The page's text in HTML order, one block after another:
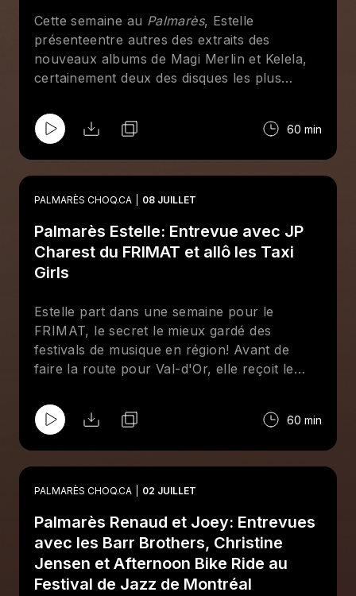
Cette semaine au Palmarès, Estelle
présenteentre autres des extraits des
nouveaux albums de Magi Merlin et Kelela,
certainement deux des disques les plus
60 min
PALMARÈS CHOQ.CA 08 JUILLET
Palmarès Estelle: Entrevue avec JP
Charest du FRIMAT et allô les Taxi
Girls
Estelle part dans une semaine pour le
FRIMAT, le secret le mieux gardé des
festivals de musique en région! Avant de
faire la route pour Val-d'Or, elle reçoit le
Charest pour parler des défis de bien choisir
ses artistes pour un festival en région si
des années passées et pour mettre la table
sur cette 21e édition. Ensemble, iels parlent
groupe signé chez Stomp Records, là où ce
même JP travaille comme bookeur.
60 min
PALMARÈS CHOQ.CA 02 JUILLET
Palmarès Renaud et Joey: Entrevues
avec les Barr Brothers, Christine
Jensen et Afternoon Bike Ride au
Festival de Jazz de Montréal